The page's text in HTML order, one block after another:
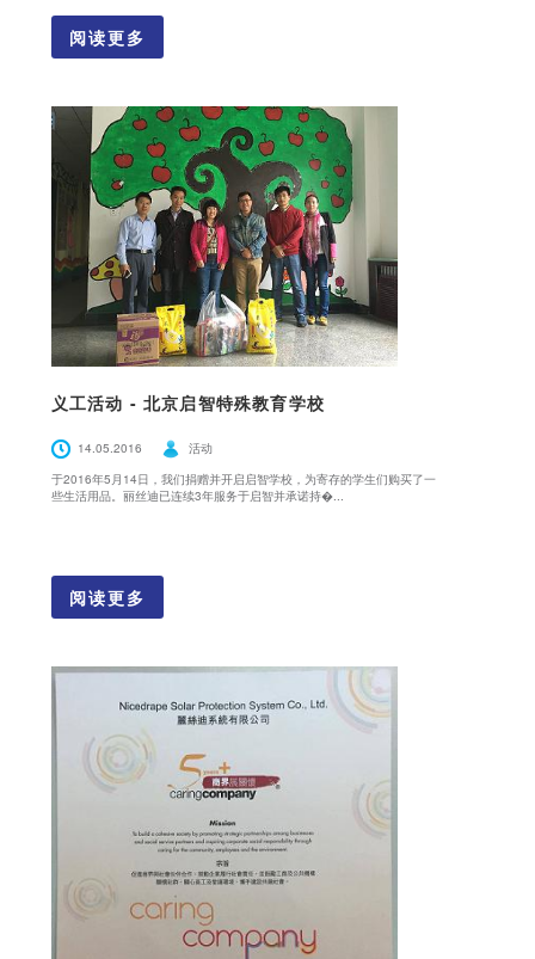
阅读更多
义工活动 - 北京启智特殊教育学校
14.05.2016
活动
于2016年5月14日，我们捐赠并开启启智学校，为寄存的学生们购买了一
些生活用品。丽丝迪已连续3年服务于启智并承诺持�...
阅读更多